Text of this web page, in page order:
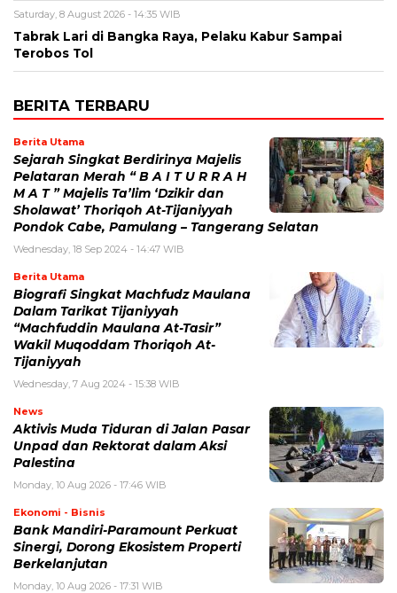
Saturday, 8 August 2026 - 14:35 WIB
Tabrak Lari di Bangka Raya, Pelaku Kabur Sampai
Terobos Tol
BERITA TERBARU
Berita Utama
Sejarah Singkat Berdirinya Majelis
Pelataran Merah “ B A I T U R R A H
M A T ” Majelis Ta’lim ‘Dzikir dan
Sholawat’ Thoriqoh At-Tijaniyyah
Pondok Cabe, Pamulang – Tangerang Selatan
Wednesday, 18 Sep 2024 - 14:47 WIB
Berita Utama
Biografi Singkat Machfudz Maulana
Dalam Tarikat Tijaniyyah
“Machfuddin Maulana At-Tasir”
Wakil Muqoddam Thoriqoh At-
Tijaniyyah
Wednesday, 7 Aug 2024 - 15:38 WIB
News
Aktivis Muda Tiduran di Jalan Pasar
Unpad dan Rektorat dalam Aksi
Palestina
Monday, 10 Aug 2026 - 17:46 WIB
Ekonomi - Bisnis
Bank Mandiri-Paramount Perkuat
Sinergi, Dorong Ekosistem Properti
Berkelanjutan
Monday, 10 Aug 2026 - 17:31 WIB